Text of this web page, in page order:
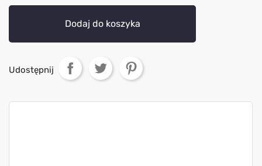
Dodaj do koszyka
Udostępnij